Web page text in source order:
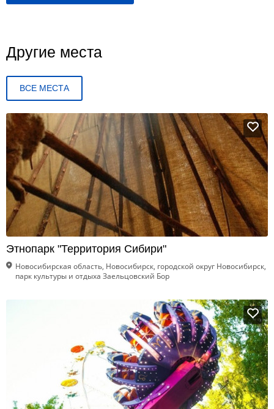
Другие места
ВСЕ МЕСТА
Этнопарк "Территория Сибири"
Новосибирская область, Новосибирск, городской округ Новосибирск,
парк культуры и отдыха Заельцовский Бор